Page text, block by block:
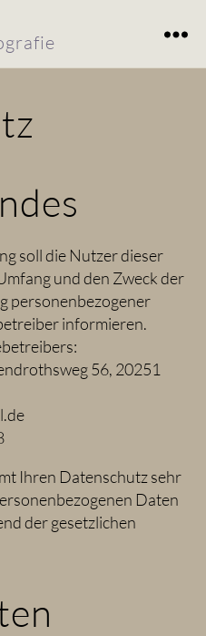
soll die Nutzer dieser
und den Zweck der
personenbezogener
informieren.
56, 20251
Ihren Datenschutz sehr
Daten
der gesetzlichen